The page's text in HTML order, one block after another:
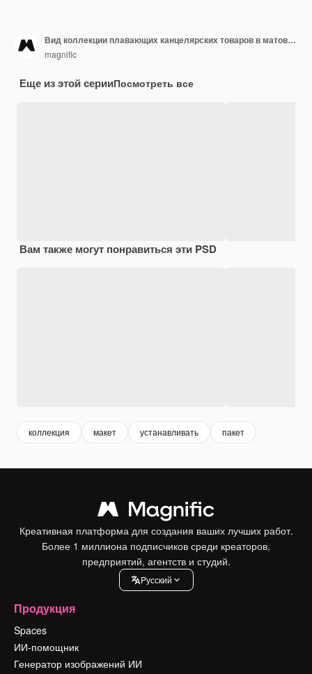
Вид коллекции плавающих канцелярских товаров в матовом стиле
magnific
Еще из этой серииПосмотреть все
Вам также могут понравиться эти PSD
коллекция макет устанавливать пакет
Креативная платформа для создания ваших лучших работ.
Более 1 миллиона подписчиков среди креаторов,
предприятий, агентств и студий.
Pусский
Продукция
Spaces
ИИ-помощник
Генератор изображений ИИ